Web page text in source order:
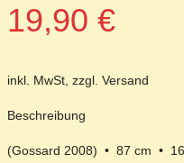
19,90 €
inkl. MwSt, zzgl. Versand
Beschreibung
(Gossard 2008) • 87 cm •